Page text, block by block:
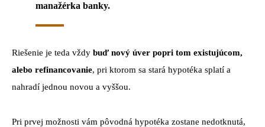
manažérka banky.
Riešenie je teda vždy buď nový úver popri tom existujúcom,
alebo refinancovanie, pri ktorom sa stará hypotéka splatí a
nahradí jednou novou a vyššou.
Pri prvej možnosti vám pôvodná hypotéka zostane nedotknutá,